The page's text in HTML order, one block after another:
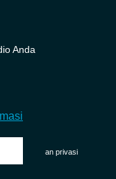
Anda
Kebijakan privasi